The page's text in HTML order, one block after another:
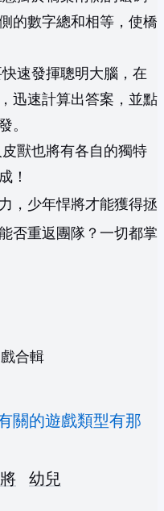
的數字總和相等，使橋
速發揮聰明大腦，在
，迅速計算出答案，並點
。
獸也將有各自的獨特
！
，少年悍將才能獲得拯
否重返團隊？一切都掌
合輯
關的遊戲類型有那
幼兒